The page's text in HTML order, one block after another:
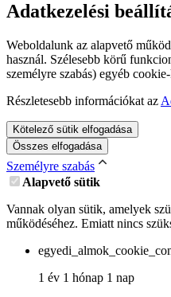
Adatkezelési
Weboldalunk az alapvető
használ. Szélesebb körű
személyre szabás) egyéb
Részletesebb információkat az
Kötelező sütik elfogadása
Összes elfogadása
Személyre szabás
Alapvető sütik
Vannak olyan sütik, amelyek
működéséhez. Emiatt nincs
1 év 1 hónap 1 nap